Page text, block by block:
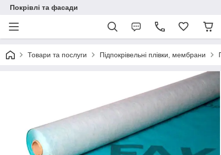
Покрівлі та фасади
Товари та послуги Підпокрівельні плівки, мембрани